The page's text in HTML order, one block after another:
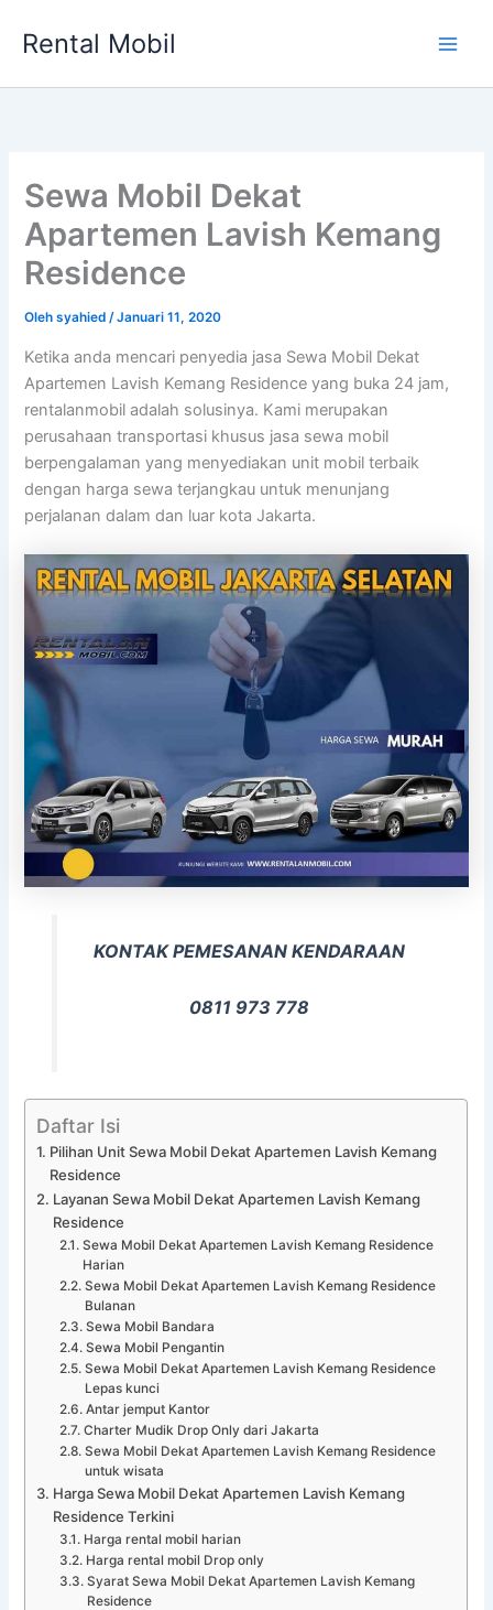
Rental Mobil
Sewa Mobil Dekat
Apartemen Lavish Kemang
Residence
Olehsyahied/Januari 11, 2020
Ketika anda mencari penyedia jasa Sewa Mobil Dekat
Apartemen Lavish Kemang Residence yang buka 24 jam,
rentalanmobil adalah solusinya. Kami merupakan
perusahaan transportasi khusus jasa sewa mobil
berpengalaman yang menyediakan unit mobil terbaik
dengan harga sewa terjangkau untuk menunjang
perjalanan dalam dan luar kota Jakarta.
KONTAK PEMESANAN KENDARAAN
0811 973 778
Daftar Isi
Pilihan Unit Sewa Mobil Dekat Apartemen Lavish Kemang
Residence
Layanan Sewa Mobil Dekat Apartemen Lavish Kemang
Residence
Sewa Mobil Dekat Apartemen Lavish Kemang Residence
Harian
Sewa Mobil Dekat Apartemen Lavish Kemang Residence
Bulanan
Sewa Mobil Bandara
Sewa Mobil Pengantin
Sewa Mobil Dekat Apartemen Lavish Kemang Residence
Lepas kunci
Antar jemput Kantor
Charter Mudik Drop Only dari Jakarta
Sewa Mobil Dekat Apartemen Lavish Kemang Residence
untuk wisata
Harga Sewa Mobil Dekat Apartemen Lavish Kemang
Residence Terkini
Harga rental mobil harian
Harga rental mobil Drop only
Syarat Sewa Mobil Dekat Apartemen Lavish Kemang
Residence